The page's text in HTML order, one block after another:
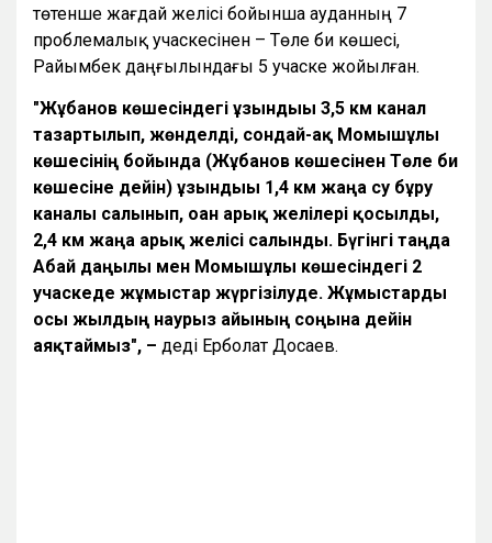
төтенше жағдай желісі бойынша ауданның 7
проблемалық учаскесінен – Төле би көшесі,
Райымбек даңғылындағы 5 учаске жойылған.
"Жұбанов көшесіндегі ұзындығы 3,5 км канал
тазартылып, жөнделді, сондай-ақ Момышұлы
көшесінің бойында (Жұбанов көшесінен Төле би
көшесіне дейін) ұзындығы 1,4 км жаңа су бұру
каналы салынып, оған арық желілері қосылды,
2,4 км жаңа арық желісі салынды. Бүгінгі таңда
Абай даңғылы мен Момышұлы көшесіндегі 2
учаскеде жұмыстар жүргізілуде. Жұмыстарды
осы жылдың наурыз айының соңына дейін
аяқтаймыз", – деді Ерболат Досаев.